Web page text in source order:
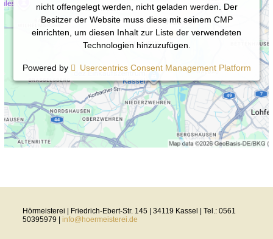
nicht offengelegt werden, nicht geladen werden. Der
Besitzer der Website muss diese mit seinem CMP
einrichten, um diesen Inhalt zur Liste der verwendeten
Technologien hinzuzufügen.
Powered by Usercentrics Consent Management Platform
Hörmeisterei | Friedrich-Ebert-Str. 145 | 34119 Kassel | Tel.: 0561
50395979 |info@hoermeisterei.de